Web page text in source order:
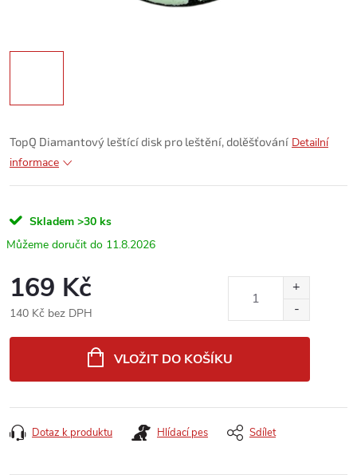
TopQ Diamantový leštící disk pro leštění, dolěšťování Detailní
informace
Skladem >30 ks
11.8.2026
169 Kč
140 Kč bez DPH
VLOŽIT DO KOŠÍKU
Dotaz k produktu Hlídací pes Sdílet